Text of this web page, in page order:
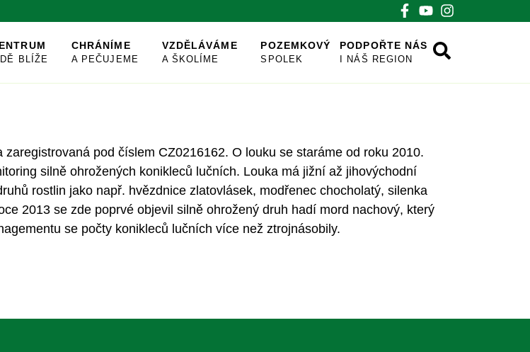
BLÍŽE
CHRÁNÍME
A PEČUJEME
VZDĚLÁVÁME
A ŠKOLÍME
POZEMKOVÝ
SPOLEK
PODPOŘTE NÁS
I NÁŠ REGION
pod číslem CZ0216162. O louku se staráme od roku 2010.
silně ohrožených konikleců lučních. Louka má jižní až jihovýchodní
rostlin jako např. hvězdnice zlatovlásek, modřenec chocholatý, silenka
2013 se zde poprvé objevil silně ohrožený druh hadí mord nachový, který
se počty konikleců lučních více než ztrojnásobily.